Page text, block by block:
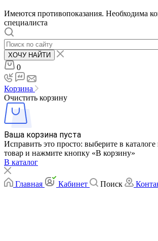
Имеются противопоказания. Необходима
специалиста
ХОЧУ НАЙТИ
0
Корзина
Очистить корзину
Ваша корзина пуста
Исправить это просто: выберите в
товар и нажмите кнопку «В корзину»
В каталог
Главная Кабинет Поиск